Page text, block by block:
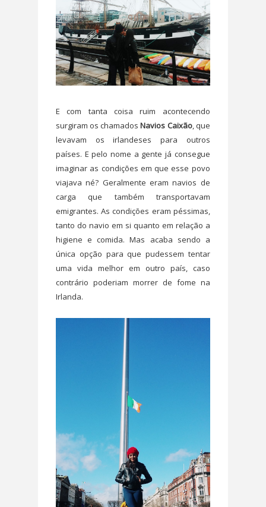
E com tanta coisa ruim acontecendo
surgiram os chamadosNavios Caixão, que
levavam os irlandeses para outros
países. E pelo nome a gente já consegue
imaginar as condições em que esse povo
viajava né? Geralmente eram navios de
carga que também transportavam
emigrantes. As condições eram péssimas,
tanto do navio em si quanto em relação a
higiene e comida. Mas acaba sendo a
única opção para que pudessem tentar
uma vida melhor em outro país, caso
contrário poderiam morrer de fome na
Irlanda.